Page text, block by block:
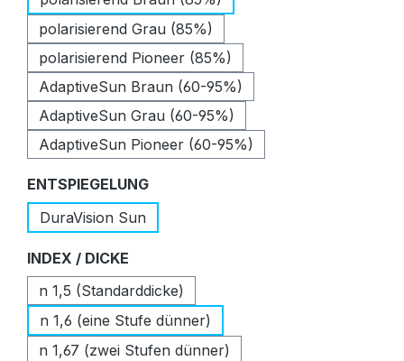
polarisierend Grau (85%)
polarisierend Pioneer (85%)
AdaptiveSun Braun (60-95%)
AdaptiveSun Grau (60-95%)
AdaptiveSun Pioneer (60-95%)
ENTSPIEGELUNGauswählen
DuraVision Sun
INDEX / DICKE
n 1,5 (Standarddicke)
n 1,6 (eine Stufe dünner)
n 1,67 (zwei Stufen dünner)